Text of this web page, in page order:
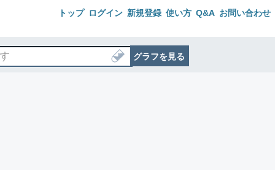
トップ ログイン 新規登録 使い方 Q&A お問い合わせ
グラフを見る